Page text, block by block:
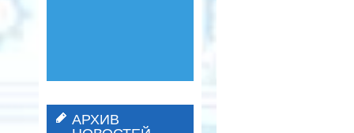
АРХИВ